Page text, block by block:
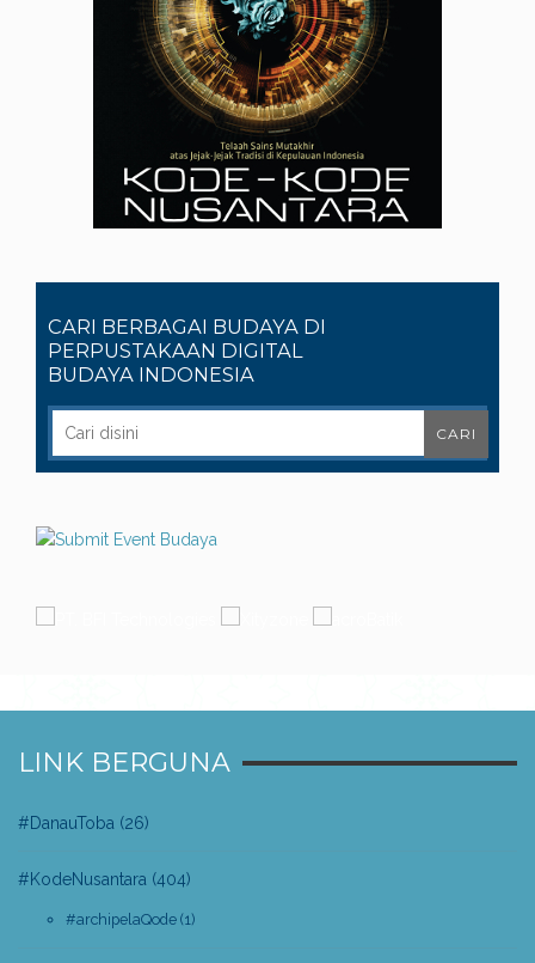
CARI BERBAGAI BUDAYA DI
PERPUSTAKAAN DIGITAL
BUDAYA INDONESIA
LINK BERGUNA
#DanauToba (26)
#KodeNusantara (404)
#archipelaQode (1)